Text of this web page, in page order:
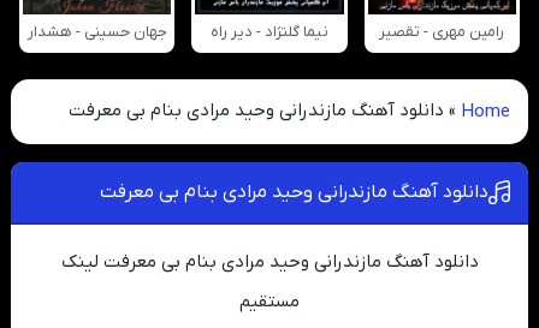
رامین مهری - تقصیر نیما گلنژاد - دیر راه جهان حسینی - هشدار
Home
» دانلود آهنگ مازندرانی وحید مرادی بنام بی معرفت
دانلود آهنگ مازندرانی وحید مرادی بنام بی معرفت
دانلود آهنگ مازندرانی وحید مرادی بنام بی معرفت لینک
مستقیم